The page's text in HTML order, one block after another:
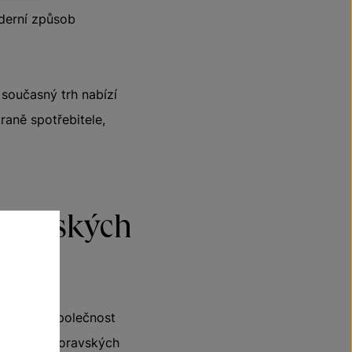
způsob
trh nabízí
spotřebitele,
českých
společnost
moravských